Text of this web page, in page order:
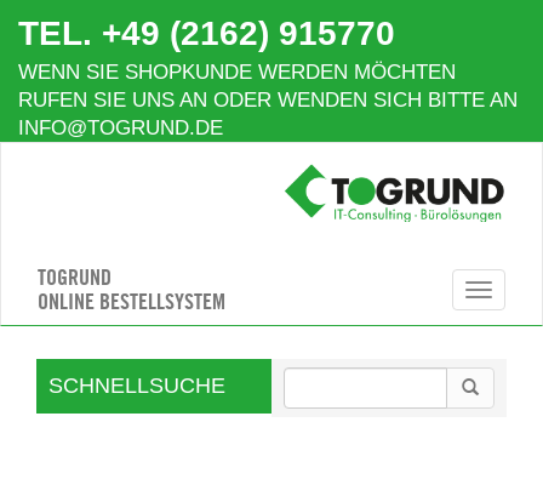
TEL. +49 (2162) 915770
WENN SIE SHOPKUNDE WERDEN MÖCHTEN
RUFEN SIE UNS AN ODER WENDEN SICH BITTE AN
INFO@TOGRUND.DE
Toggle
navigation
TOGRUND
ONLINE BESTELLSYSTEM
SCHNELLSUCHE